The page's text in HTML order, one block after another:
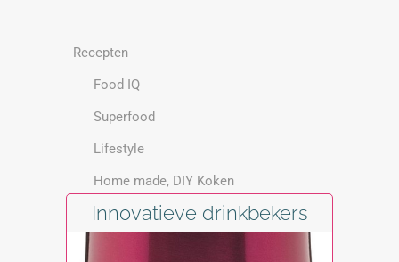
Recepten
Food IQ
Superfood
Lifestyle
Home made, DIY Koken
Innovatieve drinkbekers